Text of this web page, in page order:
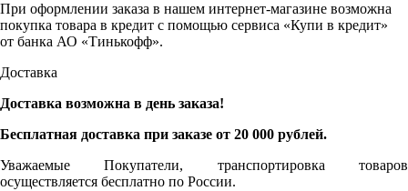
При оформлении заказа в нашем интернет-магазине возможна
покупка товара в кредит с помощью сервиса «Купи в кредит»
от банка АО «Тинькофф».
Доставка
Доставка возможна в день заказа!
Бесплатная доставка при заказе от 20 000 рублей.
Уважаемые Покупатели, транспортировка товаров
осуществляется бесплатно по России.